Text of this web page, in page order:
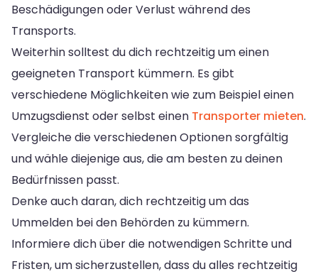
Beschädigungen oder Verlust während des
Transports.
Weiterhin solltest du dich rechtzeitig um einen
geeigneten Transport kümmern. Es gibt
verschiedene Möglichkeiten wie zum Beispiel einen
Umzugsdienst oder selbst einen Transporter mieten.
Vergleiche die verschiedenen Optionen sorgfältig
und wähle diejenige aus, die am besten zu deinen
Bedürfnissen passt.
Denke auch daran, dich rechtzeitig um das
Ummelden bei den Behörden zu kümmern.
Informiere dich über die notwendigen Schritte und
Fristen, um sicherzustellen, dass du alles rechtzeitig